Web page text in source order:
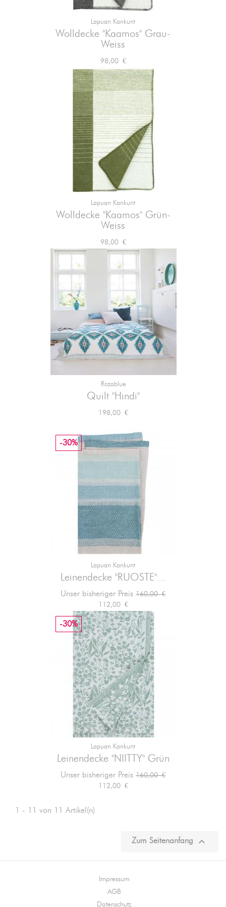
Lapuan Kankurit
Wolldecke "Kaamos" Grau-
Weiss
Preis
98,00 €
Lapuan Kankurit
Wolldecke "Kaamos" Grün-
Weiss
Preis
98,00 €
Rozablue
Quilt "Hindi"
Preis
198,00 €
Lapuan Kankurit
Leinendecke "RUOSTE"...
Unser bisheriger Preis Verkaufspreis
160,00 €
-30%
Preis
112,00 €
Lapuan Kankurit
Leinendecke "NIITTY" Grün
Unser bisheriger Preis Verkaufspreis
160,00 €
-30%
Preis
112,00 €
1 - 11 von 11 Artikel(n)
Zum Seitenanfang 
Impressum
AGB
Datenschutz